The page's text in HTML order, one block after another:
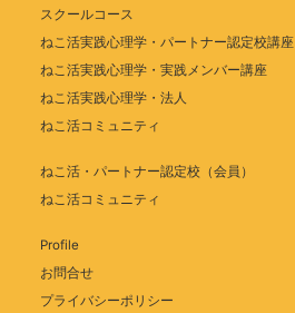
スクールコース
ねこ活実践心理学・パートナー認定校講座
ねこ活実践心理学・実践メンバー講座
ねこ活実践心理学・法人
ねこ活コミュニティ
ねこ活・パートナー認定校（会員）
ねこ活コミュニティ
Profile
お問合せ
プライバシーポリシー